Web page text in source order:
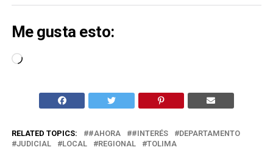
Me gusta esto:
Cargando...
RELATED TOPICS: #AHORA #INTERÉS
DEPARTAMENTO
JUDICIAL
LOCAL REGIONAL TOLIMA